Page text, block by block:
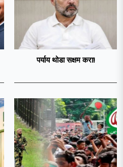
पर्याय थोडा सक्षम करा!